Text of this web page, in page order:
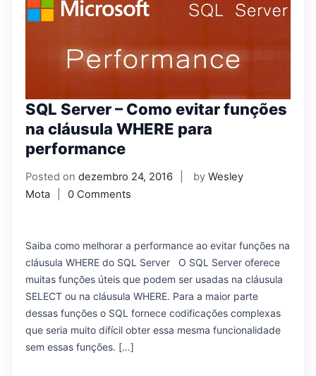
SQL Server – Como evitar funções
na cláusula WHERE para
performance
Posted on dezembro 24, 2016 by Wesley
Mota
0 Comments
Saiba como melhorar a performance ao evitar funções na
cláusula WHERE do SQL Server O SQL Server oferece
muitas funções úteis que podem ser usadas na cláusula
SELECT ou na cláusula WHERE. Para a maior parte
dessas funções o SQL fornece codificações complexas
que seria muito difícil obter essa mesma funcionalidade
sem essas funções. […]